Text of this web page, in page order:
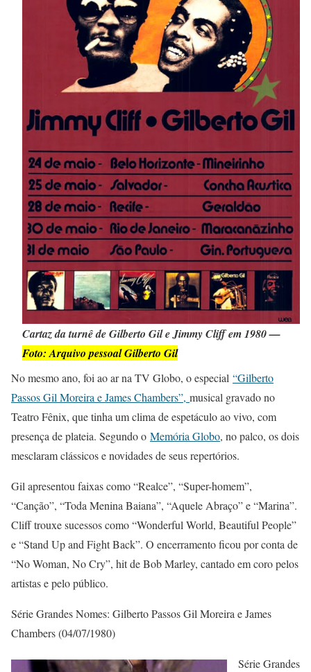
Cartaz da turnê de Gilberto Gil e Jimmy Cliff em 1980 —
Foto: Arquivo pessoal Gilberto Gil
No mesmo ano, foi ao ar na TV Globo, o especial “Gilberto
Passos Gil Moreira e James Chambers”, musical gravado no
Teatro Fênix, que tinha um clima de espetáculo ao vivo, com
presença de plateia. Segundo o Memória Globo, no palco, os dois
mesclaram clássicos e novidades de seus repertórios.
Gil apresentou faixas como “Realce”, “Super-homem”,
“Canção”, “Toda Menina Baiana”, “Aquele Abraço” e “Marina”.
Cliff trouxe sucessos como “Wonderful World, Beautiful People”
e “Stand Up and Fight Back”. O encerramento ficou por conta de
“No Woman, No Cry”, hit de Bob Marley, cantado em coro pelos
artistas e pelo público.
Série Grandes Nomes: Gilberto Passos Gil Moreira e James
Chambers (04/07/1980)
Série Grandes